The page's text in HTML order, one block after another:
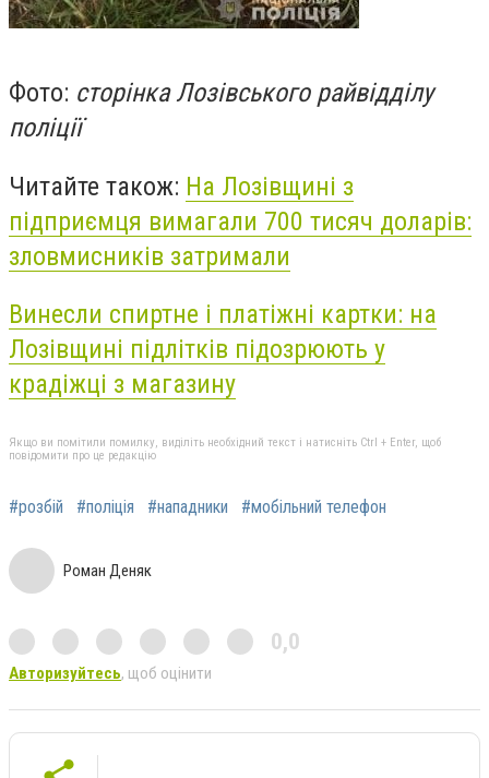
Фото: сторінка Лозівського райвідділу
поліції
Читайте також: На Лозівщині з
підприємця вимагали 700 тисяч доларів:
зловмисників затримали
Винесли спиртне і платіжні картки: на
Лозівщині підлітків підозрюють у
крадіжці з магазину
Якщо ви помітили помилку, виділіть необхідний текст і натисніть Ctrl + Enter, щоб
повідомити про це редакцію
#розбій #поліція #нападники #мобільний телефон
Роман Деняк
0,0
Авторизуйтесь, щоб оцінити